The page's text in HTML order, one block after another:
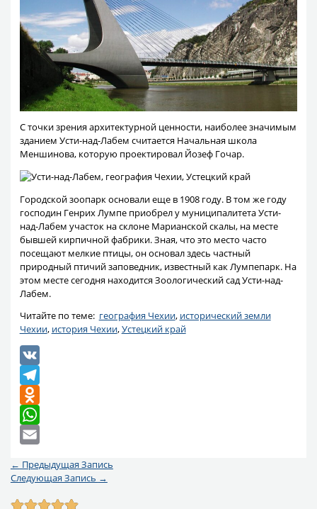
С точки зрения архитектурной ценности, наиболее значимым
зданием Усти-над-Лабем считается Начальная школа
Меншинова, которую проектировал Йозеф Гочар.
Городской зоопарк основали еще в 1908 году. В том же году
господин Генрих Лумпе приобрел у муниципалитета Усти-
над-Лабем участок на склоне Марианской скалы, на месте
бывшей кирпичной фабрики. Зная, что это место часто
посещают мелкие птицы, он основал здесь частный
природный птичий заповедник, известный как Лумпепарк. На
этом месте сегодня находится Зоологический сад Усти-над-
Лабем.
Читайте по теме: география Чехии, исторический земли
Чехии, история Чехии,Устецкий край
VK
Telegram
Odnoklassniki
WhatsApp
← Предыдущая Запись
Следующая Запись →